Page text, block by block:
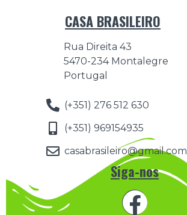
CASA BRASILEIRO
Rua Direita 43
5470-234 Montalegre
Portugal
(+351) 276 512 630
(+351) 969154935
casabrasileiro@gmail.com
Siga-nos